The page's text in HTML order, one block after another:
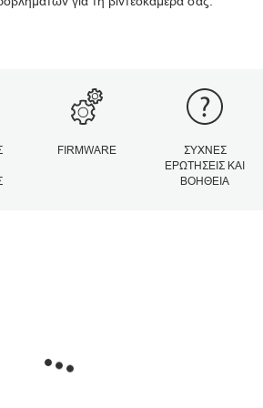
FIRMWARE
ΣΥΧΝΈΣ
ΕΡΩΤΉΣΕΙΣ ΚΑΙ
ΒΟΉΘΕΙΑ